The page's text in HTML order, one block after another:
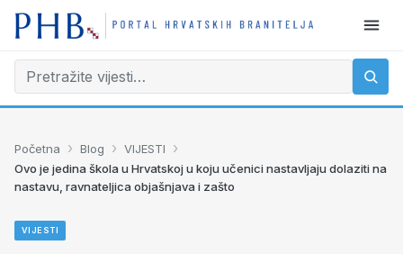
Početna › Blog › VIJESTI ›
Ovo je jedina škola u Hrvatskoj u koju učenici nastavljaju dolaziti na
nastavu, ravnateljica objašnjava i zašto
VIJESTI